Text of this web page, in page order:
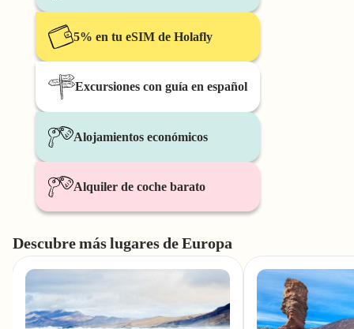
5% en tu eSIM de Holafly
Excursiones con guía en español
Alojamientos económicos
Alquiler de coche barato
Descubre más lugares de Europa